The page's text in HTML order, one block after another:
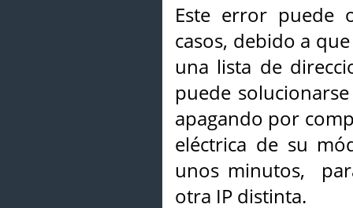
Este error puede
casos, debido a
una lista de
puede
apagando por
eléctrica de su
unos minutos,
otra IP distinta.